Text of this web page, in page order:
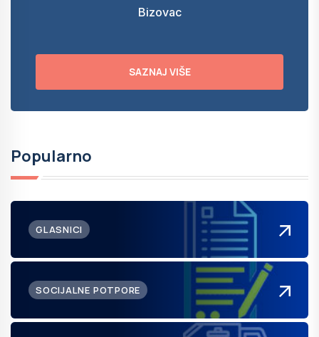
Bizovac
SAZNAJ VIŠE
Popularno
GLASNICI
SOCIJALNE POTPORE